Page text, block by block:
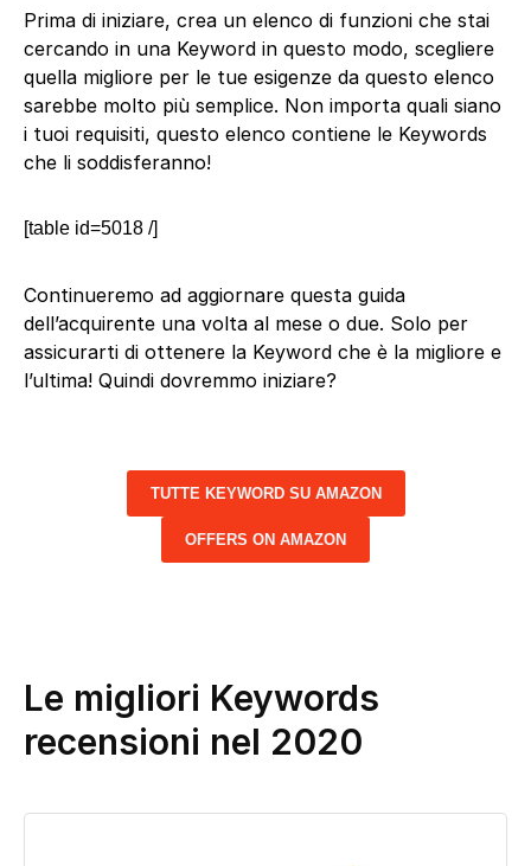
Prima di iniziare, crea un elenco di funzioni che stai
cercando in una Keyword in questo modo, scegliere
quella migliore per le tue esigenze da questo elenco
sarebbe molto più semplice. Non importa quali siano
i tuoi requisiti, questo elenco contiene le Keywords
che li soddisferanno!
[table id=5018 /]
Continueremo ad aggiornare questa guida
dell’acquirente una volta al mese o due. Solo per
assicurarti di ottenere la Keyword che è la migliore e
l’ultima! Quindi dovremmo iniziare?
TUTTE KEYWORD SU AMAZON
OFFERS ON AMAZON
Le migliori Keywords
recensioni nel 2020